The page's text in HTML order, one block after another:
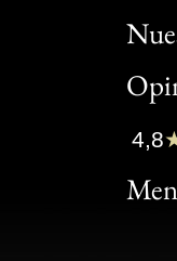
Bon
Clic
Bon
4,8